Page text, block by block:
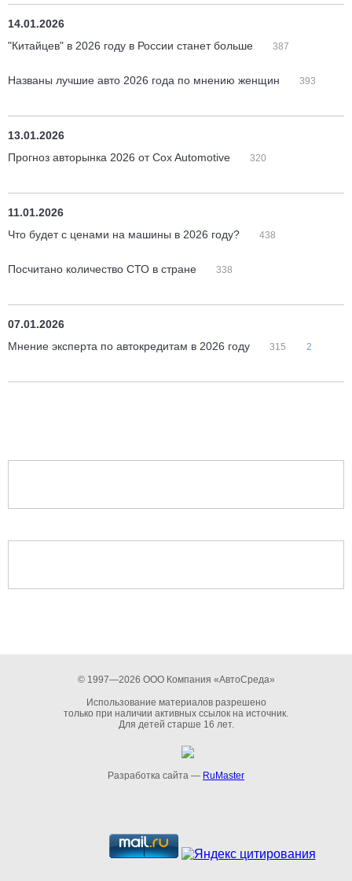
14.01.2026
"Китайцев" в 2026 году в России станет больше
387
Названы лучшие авто 2026 года по мнению женщин 393
13.01.2026
Прогноз авторынка 2026 от Cox Automotive
320
11.01.2026
Что будет с ценами на машины в 2026 году?
438
Посчитано количество СТО в стране 338
07.01.2026
Мнение эксперта по автокредитам в 2026 году
315 2
© 1997—2026 ООО Компания «АвтоСреда»
Использование материалов разрешено
только при наличии активных ссылок на источник.
Для детей старше 16 лет.
Разработка сайта — RuMaster